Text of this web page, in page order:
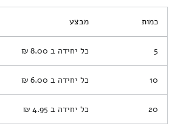
כמות מבצע
5 כל יחידה ב 8.00 ₪
10 כל יחידה ב 6.00 ₪
20 כל יחידה ב 4.95 ₪